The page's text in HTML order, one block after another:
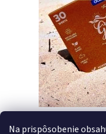
Na prispôsobenie